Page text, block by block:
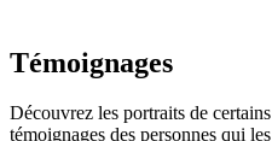
Témoignages
Découvrez les portraits de
témoignages des personnes qui